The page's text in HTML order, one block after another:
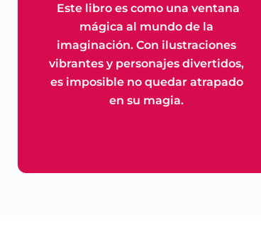
Este libro es como una ventana
mágica al mundo de la
imaginación. Con ilustraciones
vibrantes y personajes divertidos,
es imposible no quedar atrapado
en su magia.